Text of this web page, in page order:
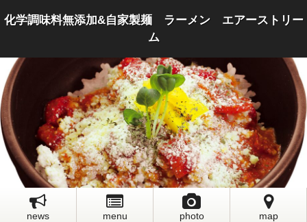
化学調味料無添加&自家製麺 ラーメン エアーストリー
ム
news menu photo map